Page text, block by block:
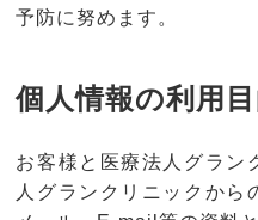
予防に努めます。
個人情報の利用
お客様と医療法人グラン
人グランクリニックから